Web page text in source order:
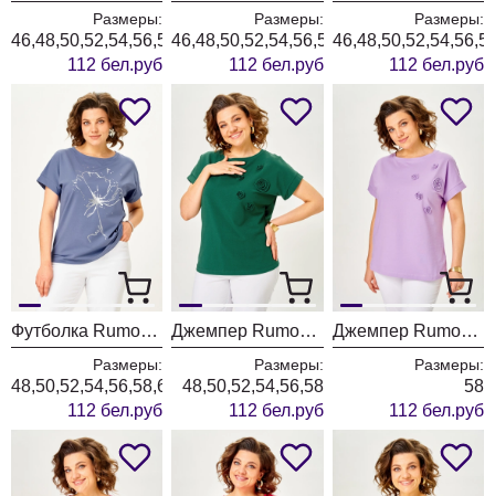
Размеры:
46,48,50,52,54,56,58,60,62
112 бел.руб
Размеры:
46,48,50,52,54,56,58,60
112 бел.руб
Размеры:
112 бел.руб
Футболка Rumoda 2063 индиго
Размеры:
48,50,52,54,56,58,60,62
112 бел.руб
Джемпер Rumoda 2288 темно-зеленый
Размеры:
48,50,52,54,56,58
112 бел.руб
Джемпер Rumoda 2288 сиреневый
Размеры:
58
112 бел.руб